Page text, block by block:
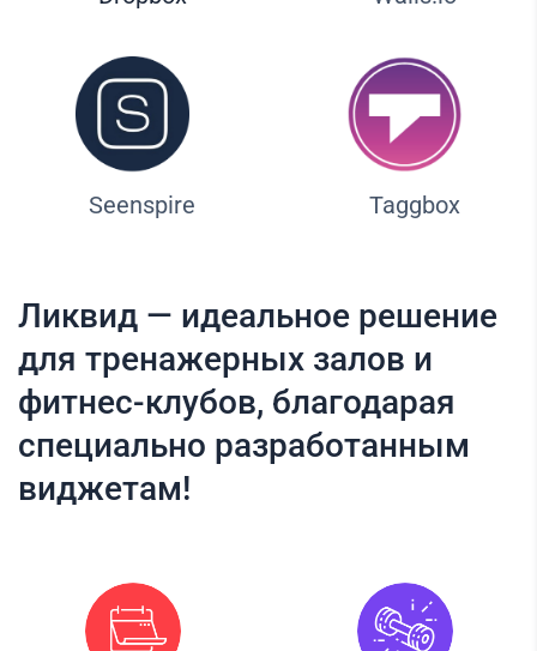
Seenspire Taggbox
Ликвид — идеальное решение
для тренажерных залов и
фитнес-клубов, благодарая
специально разработанным
виджетам!